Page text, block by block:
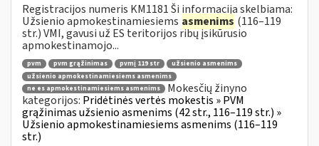
Registracijos numeris KM1181 Ši informacija skelbiama:
Užsienio apmokestinamiesiems asmenims (116–119
str.) VMI, gavusi už ES teritorijos ribų įsikūrusio
apmokestinamojo...
pvm pvm grąžinimas pvmį 119 str
užsienio asmenims
užsienio apmokestinamiesiems asmenims
ne es apmokestinamiesiems asmenims
Mokesčių žinyno
kategorijos: Pridėtinės vertės mokestis » PVM
grąžinimas užsienio asmenims (42 str., 116–119 str.) »
Užsienio apmokestinamiesiems asmenims (116–119
str.)